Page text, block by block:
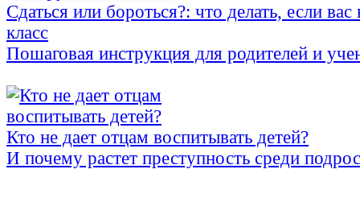
Сдаться или бороться?: что делать, если
класс
Пошаговая инструкция для родителей и
Кто не дает отцам воспитывать детей?
И почему растет преступность среди